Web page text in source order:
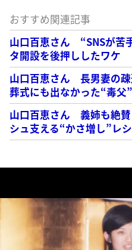
おすすめ関連記事
山口百恵さん “SNSが苦
タ開設を後押ししたワケ
山口百恵さん 長男妻の
葬式にも出なかった“毒父
山口百恵さん 義姉も絶
シュ支える“かさ増し”レ